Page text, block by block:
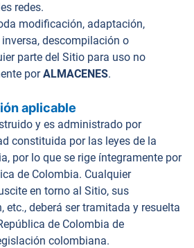
redes.
modificación, adaptación,
descompilación o
parte del Sitio para uso no
porALMACENES.
aplicable
y es administrado por
constituida por las leyes de la
por lo que se rige íntegramente por
de Colombia. Cualquier
en torno al Sitio, sus
etc., deberá ser tramitada y resuelta
de Colombia de
colombiana.